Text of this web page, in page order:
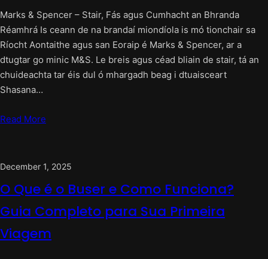
Marks & Spencer – Stair, Fás agus Cumhacht an Bhranda
Réamhrá Is ceann de na brandaí miondíola is mó tionchair sa
Ríocht Aontaithe agus san Eoraip é Marks & Spencer, ar a
dtugtar go minic M&S. Le breis agus céad bliain de stair, tá an
chuideachta tar éis dul ó mhargadh beag i dtuaisceart
Shasana…
Read More
December 1, 2025
O Que é o Buser e Como Funciona?
Guia Completo para Sua Primeira
Viagem